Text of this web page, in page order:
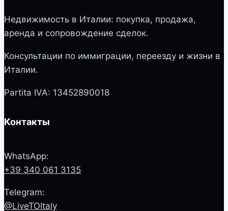
Недвижимость в Италии: покупка, продажа,
аренда и сопровождение сделок.
Консультации по иммиграции, переезду и жизни в
Италии.
Partita IVA: 13452890018
Контакты
WhatsApp:
+39 340 061 3135
Telegram:
@LiveTOItaly